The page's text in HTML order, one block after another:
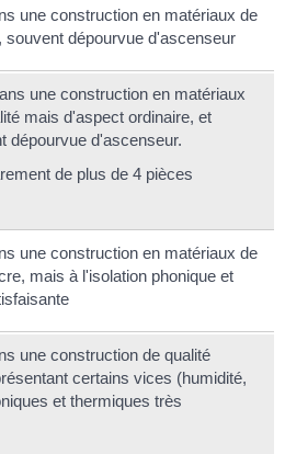
une construction en matériaux de
souvent dépourvue d'ascenseur
une construction en matériaux
mais d'aspect ordinaire, et
dépourvue d'ascenseur.
de plus de 4 pièces
une construction en matériaux de
mais à l'isolation phonique et
une construction de qualité
certains vices (humidité,
et thermiques très